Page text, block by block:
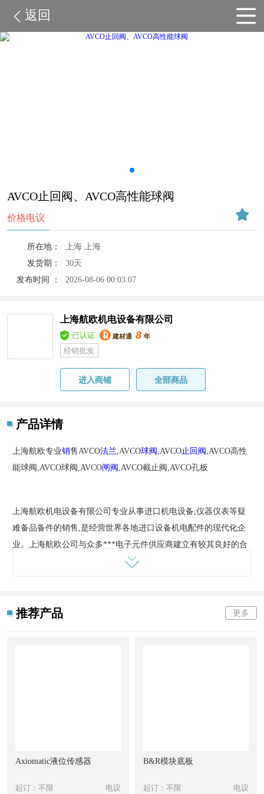
返回
AVCO止回阀、AVCO高性能球阀
价格电议
所在地：
上海 上海
发货期：
30天
发布时间 ：
2026-08-06 00:03:07
上海航欧机电设备有限公司
已认证 建材通 8 年
经销批发
进入商铺 全部商品
产品详情
上海航欧专业销售AVCO法兰 ,AVCO球阀 ,AVCO止回阀 ,AVCO高性
能球阀,AVCO球阀,AVCO闸阀 ,AVCO截止阀,AVCO孔板
上海航欧机电设备有限公司专业从事进口机电设备,仪器仪表等疑
难备品备件的销售,是经营世界各地进口设备机电配件的现代化企
业。上海航欧公司与众多***电子元件供应商建立有较其良好的合
作关系,在欧美,日本等地形成了稳定,的供应网络,专业的询价渠道
利,造纸,电厂,纺织,注塑,橡胶,健康,食品包装等。我们热忱地希望尽
ORF-300-FS-CSX-T-300-RFWN40-T050SE
推荐产品 更多
Axiomatic液位传感器
起订：不限 电议
B&R模块底板
起订：不限 电议